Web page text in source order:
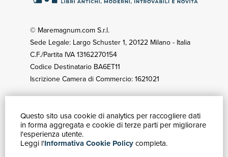
Questo sito usa cookie di analytics per raccogliere dati
in forma aggregata e cookie di terze parti per migliorare
l'esperienza utente.
Leggi l'Informativa Cookie Policycompleta.
© Maremagnum.com S.r.l.
Sede Legale: Largo Schuster 1, 20122 Milano - Italia
C.F./Partita IVA 13162270154
Codice Destinatario BA6ET11
Iscrizione Camera di Commercio: 1621021
GUIDA ACQUISTI
Catalogo
Ricerca avanzata